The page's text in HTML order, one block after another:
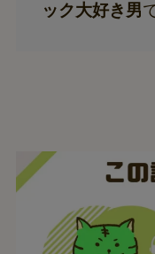
ック大好き男